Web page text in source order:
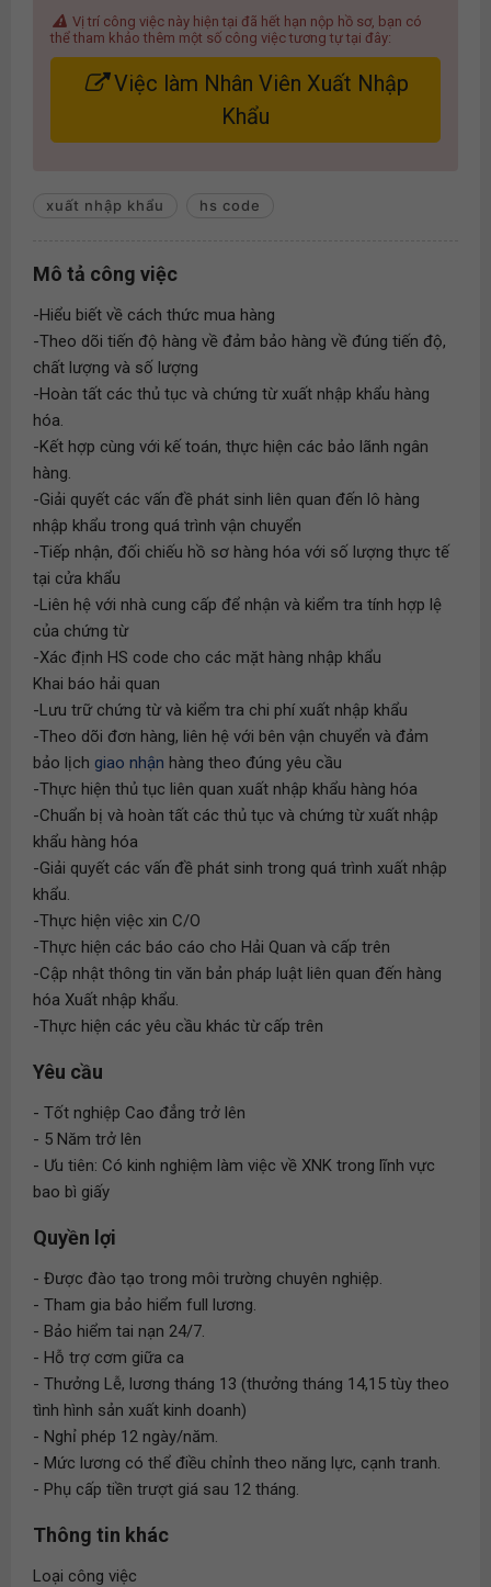
Vị trí công việc này hiện tại đã hết hạn nộp hồ sơ, bạn có
thể tham khảo thêm một số công việc tương tự tại đây:
Việc làm Nhân Viên Xuất Nhập
Khẩu
xuất nhập khẩu hs code
Mô tả công việc
-Hiểu biết về cách thức mua hàng
-Theo dõi tiến độ hàng về đảm bảo hàng về đúng tiến độ,
chất lượng và số lượng
-Hoàn tất các thủ tục và chứng từ xuất nhập khẩu hàng
hóa.
-Kết hợp cùng với kế toán, thực hiện các bảo lãnh ngân
hàng.
-Giải quyết các vấn đề phát sinh liên quan đến lô hàng
nhập khẩu trong quá trình vận chuyển
-Tiếp nhận, đối chiếu hồ sơ hàng hóa với số lượng thực tế
tại cửa khẩu
-Liên hệ với nhà cung cấp để nhận và kiểm tra tính hợp lệ
của chứng từ
-Xác định HS code cho các mặt hàng nhập khẩu
Khai báo hải quan
-Lưu trữ chứng từ và kiểm tra chi phí xuất nhập khẩu
-Theo dõi đơn hàng, liên hệ với bên vận chuyển và đảm
bảo lịch giao nhận hàng theo đúng yêu cầu
-Thực hiện thủ tục liên quan xuất nhập khẩu hàng hóa
-Chuẩn bị và hoàn tất các thủ tục và chứng từ xuất nhập
khẩu hàng hóa
-Giải quyết các vấn đề phát sinh trong quá trình xuất nhập
khẩu.
-Thực hiện việc xin C/O
-Thực hiện các báo cáo cho Hải Quan và cấp trên
-Cập nhật thông tin văn bản pháp luật liên quan đến hàng
hóa Xuất nhập khẩu.
-Thực hiện các yêu cầu khác từ cấp trên
Yêu cầu
- Tốt nghiệp Cao đẳng trở lên
- 5 Năm trở lên
- Ưu tiên: Có kinh nghiệm làm việc về XNK trong lĩnh vực
bao bì giấy
Quyền lợi
- Được đào tạo trong môi trường chuyên nghiệp.
- Tham gia bảo hiểm full lương.
- Bảo hiểm tai nạn 24/7.
- Hỗ trợ cơm giữa ca
- Thưởng Lễ, lương tháng 13 (thưởng tháng 14,15 tùy theo
tình hình sản xuất kinh doanh)
- Nghỉ phép 12 ngày/năm.
- Mức lương có thể điều chỉnh theo năng lực, cạnh tranh.
- Phụ cấp tiền trượt giá sau 12 tháng.
Thông tin khác
Loại công việc